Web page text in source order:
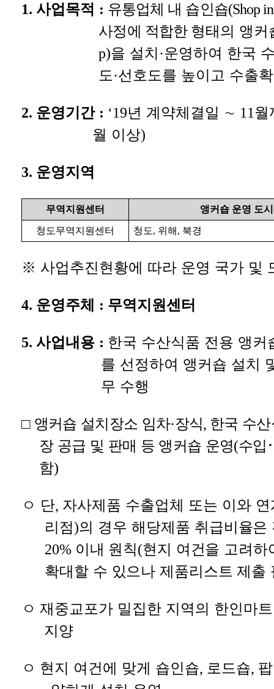
1. 사업목적 : 유통업체 내 숍인숍(Shop
사정에 적합한 형태의 앵커
p)을 설치 ·운영하여 한국
도 ·선호도를 높이고 수출
2. 운영기간 : ‘19년 계약체결일 ∼ 11 월
월 이상)
3. 운영지역
무역지원센터 앵커숍 운영 도시
청도무역지원센터 청도, 위해 , 북경
※ 사업추진현황에 따라 운영 국가 및
4. 운영주체 : 무역지원센터
5. 사업내용 : 한국 수산식품 전용 앵커
를 선정하여 앵커숍 설치
무 수행
□ 앵커숍 설치장소 임차·장식, 한국 수
장 공급 및 판매 등 앵커숍 운영(수입 ･
함)
ㅇ 단, 자사제품 수출업체 또는 이와
리점)의 경우 해당제품 취급비율은
20% 이내 원칙(현지 여건을 고려하
확대할 수 있으나 제품리스트 제출
ㅇ 재중교포가 밀집한 지역의 한인마
지양
ㅇ 현지 여건에 맞게 숍인숍, 로드숍,